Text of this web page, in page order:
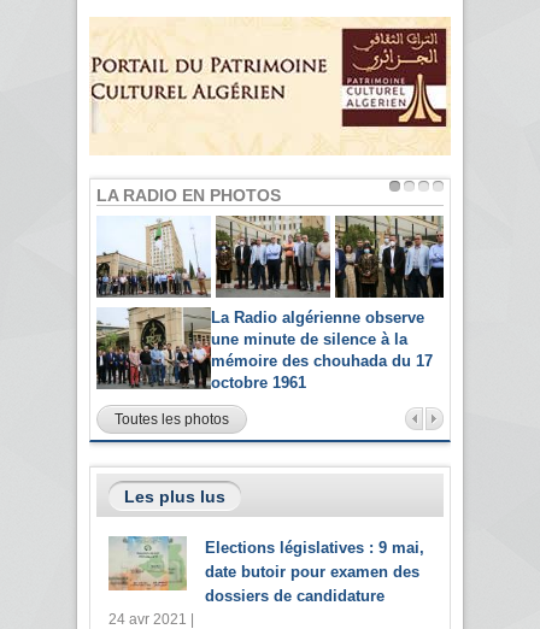
LA RADIO EN PHOTOS
La Radio algérienne observe
une minute de silence à la
mémoire des chouhada du 17
octobre 1961
Toutes les photos
Les plus lus
Elections législatives : 9 mai,
date butoir pour examen des
dossiers de candidature
24 avr 2021 |